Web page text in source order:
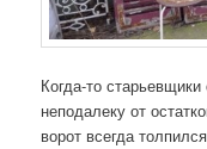
Когда-то
неподалеку от
ворот всегда